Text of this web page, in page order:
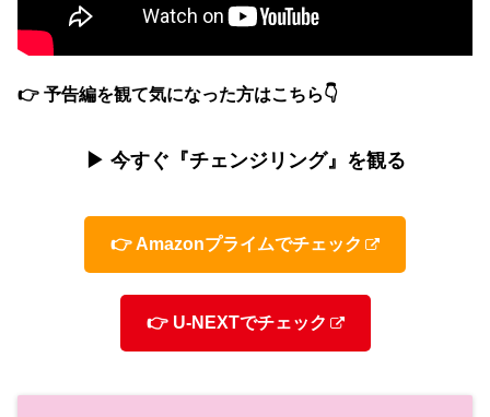
👉 予告編を観て気になった方はこちら👇
▶ 今すぐ『チェンジリング』を観る
👉 Amazonプライムでチェック
👉 U-NEXTでチェック